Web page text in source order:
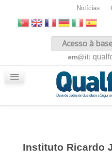
Notícias
Acesso à
em@il:
Instituto Ricardo